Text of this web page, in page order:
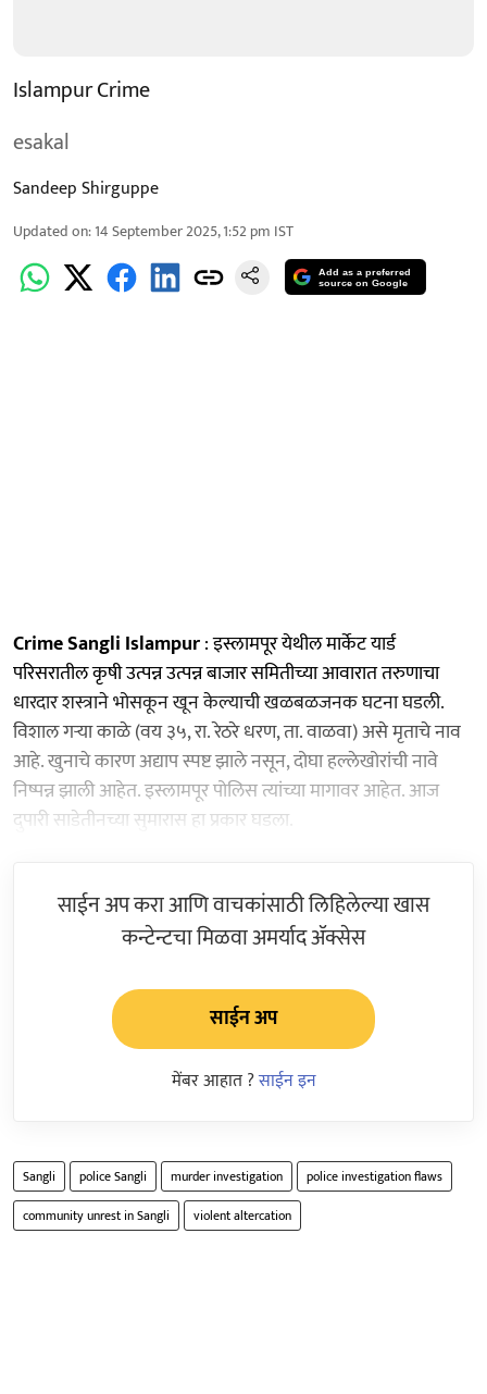
Islampur Crime
esakal
Sandeep Shirguppe
Updated on:14 September 2025, 1:52 pm IST
Add as a preferred
source on Google
Crime Sangli Islampur: इस्लामपूर येथील मार्केट यार्ड
परिसरातील कृषी उत्पन्न उत्पन्न बाजार समितीच्या आवारात तरुणाचा
धारदार शस्त्राने भोसकून खून केल्याची खळबळजनक घटना घडली.
विशाल गऱ्या काळे (वय ३५, रा. रेठरे धरण, ता. वाळवा) असे मृताचे नाव
आहे. खुनाचे कारण अद्याप स्पष्ट झाले नसून, दोघा हल्लेखोरांची नावे
निष्पन्न झाली आहेत. इस्लामपूर पोलिस त्यांच्या मागावर आहेत. आज
दुपारी साडेतीनच्या सुमारास हा प्रकार घडला.
साईन अप करा आणि वाचकांसाठी लिहिलेल्या खास
कन्टेन्टचा मिळवा अमर्याद ॲक्सेस
साईन अप
मेंबर आहात ?साईन इन
Sangli police Sangli murder investigation
police investigation flaws
community unrest in Sangli
violent altercation